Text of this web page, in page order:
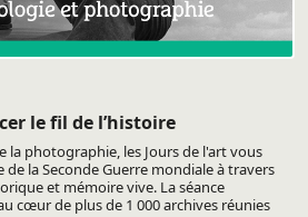
le fil de l’histoire
la photographie, les Jours de l'art vous
la Seconde Guerre mondiale à travers
et mémoire vive. La séance
cœur de plus de 1 000 archives réunies